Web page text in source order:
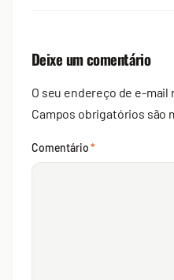
Deixe um comentário
O seu endereço de e-mail
Campos obrigatórios são
Comentário*